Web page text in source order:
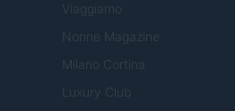
Viaggiamo
Nonne Magazine
Milano Cortina
Luxury Club